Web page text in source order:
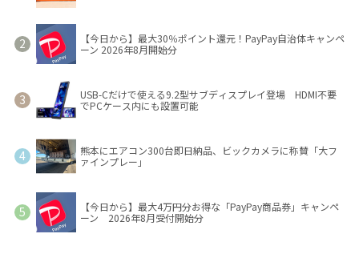
【今日から】最大30％ポイント還元！PayPay自治体キャンペ
ーン 2026年8月開始分
USB-Cだけで使える9.2型サブディスプレイ登場 HDMI不要
でPCケース内にも設置可能
熊本にエアコン300台即日納品、ビックカメラに称賛「大フ
ァインプレー」
【今日から】最大4万円分お得な「PayPay商品券」キャンペ
ーン 2026年8月受付開始分